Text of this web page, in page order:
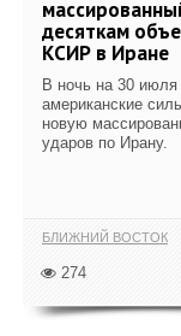
десяткам
КСИР в Иране
В ночь на 30 июля
американские
новую
ударов по Ирану.
БЛИЖНИЙ ВОСТОК
274